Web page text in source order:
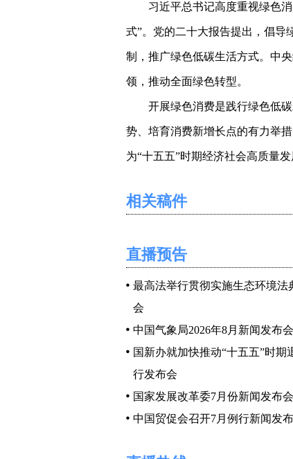
习近平总书记高度重视绿色
式”。党的二十大报告提出，倡导
制，推广绿色低碳生活方式。中
领，推动全面绿色转型。
开展绿色消费是践行绿色低
势、培育消费新增长点的有力举
为“十五五”时期经济社会高质量发
汽车以旧换新1830万辆，其中新
大，绿色产品供给更加丰富，绿
绿色消费的意识不强等问题。为
出台了《关于实施绿色消费推进
排。
首先是丰富民生保障领域优
务消费，发展绿色餐饮、绿色住
其次是培育绿色消费的新增
减少一次性塑料制品使用，推动废
相关稿件
直播预告
最高法举行贯彻实施生态环境
会
中国气象局2026年8月新闻发布会
国新办就加快推动“十五五”时
行发布会
国家发展改革委7月份新闻发布会
中国贸促会召开7月例行新闻发